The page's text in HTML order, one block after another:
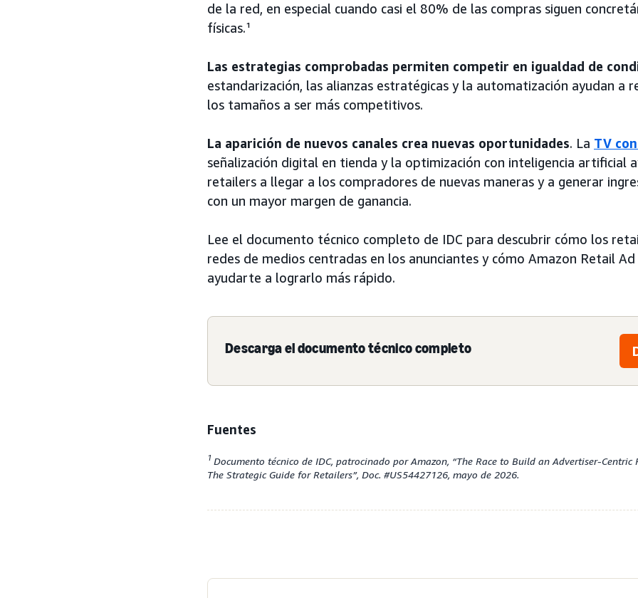
de la red, en especial cuando casi el 80% de las compras siguen
físicas.¹
Las estrategias comprobadas permiten competir en igualdad de
estandarización, las alianzas estratégicas y la automatización ayudan a
los tamaños a ser más competitivos.
La aparición de nuevos canales crea nuevas oportunidades. La TV
señalización digital en tienda y la optimización con inteligencia artificial
retailers a llegar a los compradores de nuevas maneras y a generar
con un mayor margen de ganancia.
Lee el documento técnico completo de IDC para descubrir cómo los
redes de medios centradas en los anunciantes y cómo Amazon Retail
ayudarte a lograrlo más rápido.
Descarga el documento técnico completo
Fuentes
1 Documento técnico de IDC, patrocinado por Amazon, “The Race to Build an Advertiser-
The Strategic Guide for Retailers”, Doc. #US54427126, mayo de 2026.